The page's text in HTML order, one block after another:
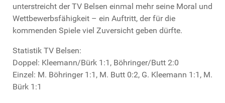
unterstreicht der TV Belsen einmal mehr seine Moral und
Wettbewerbsfähigkeit – ein Auftritt, der für die
kommenden Spiele viel Zuversicht geben dürfte.
Statistik TV Belsen:
Doppel: Kleemann/Bürk 1:1, Böhringer/Butt 2:0
Einzel: M. Böhringer 1:1, M. Butt 0:2, G. Kleemann 1:1, M.
Bürk 1:1